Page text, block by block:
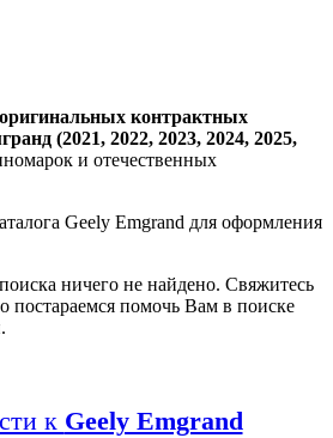
оригинальных контрактных
(2021, 2022, 2023, 2024, 2025,
и отечественных
Geely Emgrand для оформления
ничего не найдено. Свяжитесь
постараемся помочь Вам в поиске
к Geely Emgrand